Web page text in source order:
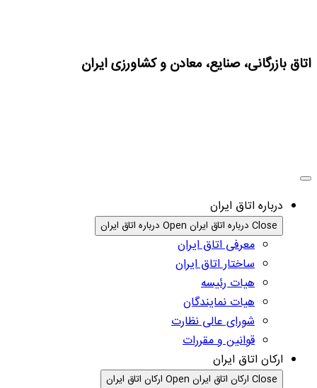
اتاق بازرگانی، صنایع، معادن و کشاورزی ایران
درباره اتاق ایران
Close درباره اتاق ایران Open درباره اتاق ایران
معرفی اتاق ایران
ساختار اتاق ایران
هیات رئیسه
هیات نمایندگان
شورای عالی نظارت
قوانین و مقررات
ارکان اتاق ایران
Close ارکان اتاق ایران Open ارکان اتاق ایران